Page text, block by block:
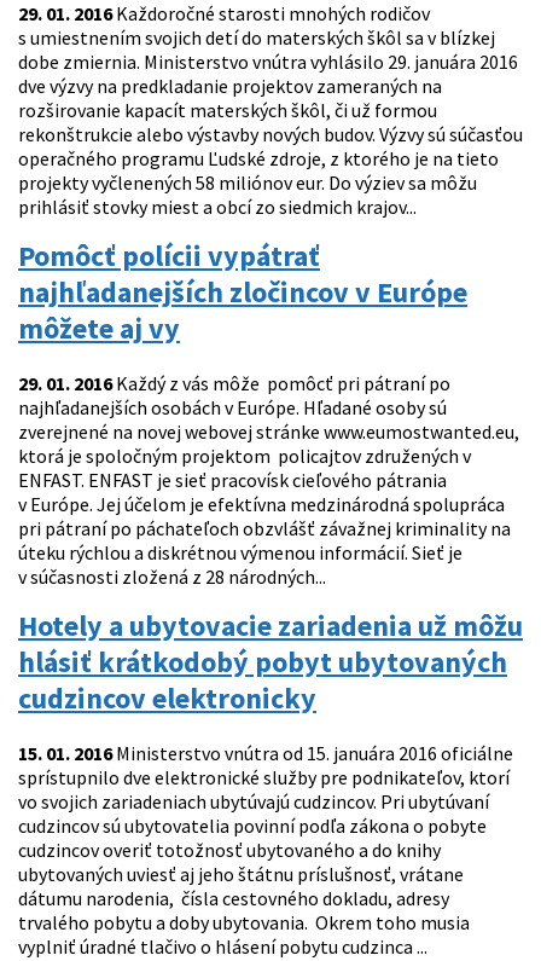
29. 01. 2016Každoročné starosti mnohých rodičov
s umiestnením svojich detí do materských škôl sa v blízkej
dobe zmiernia. Ministerstvo vnútra vyhlásilo 29. januára 2016
dve výzvy na predkladanie projektov zameraných na
rozširovanie kapacít materských škôl, či už formou
rekonštrukcie alebo výstavby nových budov. Výzvy sú súčasťou
operačného programu Ľudské zdroje, z ktorého je na tieto
projekty vyčlenených 58 miliónov eur. Do výziev sa môžu
prihlásiť stovky miest a obcí zo siedmich krajov...
Pomôcť polícii vypátrať
najhľadanejších zločincov v Európe
môžete aj vy
29. 01. 2016Každý z vás môže pomôcť pri pátraní po
najhľadanejších osobách v Európe. Hľadané osoby sú
zverejnené na novej webovej stránke www.eumostwanted.eu,
ktorá je spoločným projektom policajtov združených v
ENFAST. ENFAST je sieť pracovísk cieľového pátrania
v Európe. Jej účelom je efektívna medzinárodná spolupráca
pri pátraní po páchateľoch obzvlášť závažnej kriminality na
úteku rýchlou a diskrétnou výmenou informácií. Sieť je
v súčasnosti zložená z 28 národných...
Hotely a ubytovacie zariadenia už môžu
hlásiť krátkodobý pobyt ubytovaných
cudzincov elektronicky
15. 01. 2016Ministerstvo vnútra od 15. januára 2016 oficiálne
sprístupnilo dve elektronické služby pre podnikateľov, ktorí
vo svojich zariadeniach ubytúvajú cudzincov. Pri ubytúvaní
cudzincov sú ubytovatelia povinní podľa zákona o pobyte
cudzincov overiť totožnosť ubytovaného a do knihy
ubytovaných uviesť aj jeho štátnu príslušnosť, vrátane
dátumu narodenia, čísla cestovného dokladu, adresy
trvalého pobytu a doby ubytovania. Okrem toho musia
vyplniť úradné tlačivo o hlásení pobytu cudzinca ...